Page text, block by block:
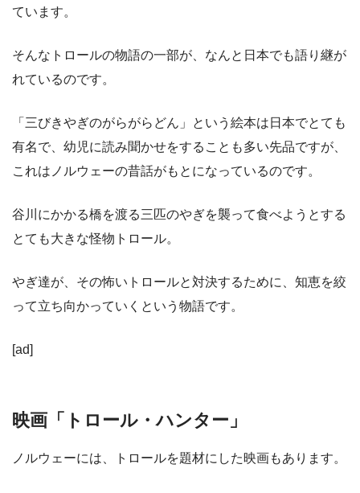
ています。
そんなトロールの物語の一部が、なんと日本でも語り継が
れているのです。
「三びきやぎのがらがらどん」という絵本は日本でとても
有名で、幼児に読み聞かせをすることも多い先品ですが、
これはノルウェーの昔話がもとになっているのです。
谷川にかかる橋を渡る三匹のやぎを襲って食べようとする
とても大きな怪物トロール。
やぎ達が、その怖いトロールと対決するために、知恵を絞
って立ち向かっていくという物語です。
[ad]
映画「トロール・ハンター」
ノルウェーには、トロールを題材にした映画もあります。